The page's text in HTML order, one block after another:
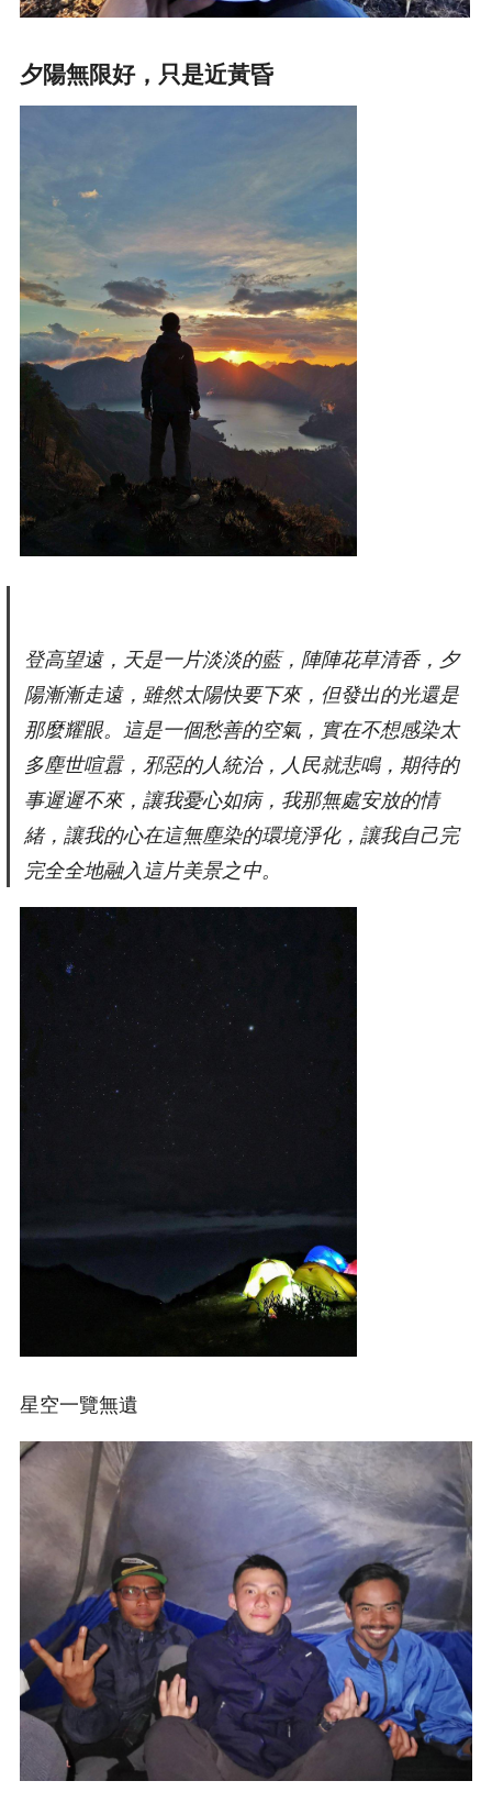
夕陽無限好，只是近黃昏
登高望遠，天是一片淡淡的藍，陣陣花草清香，夕
陽漸漸走遠，雖然太陽快要下來，但發出的光還是
那麼耀眼。這是一個愁善的空氣，實在不想感染太
多塵世喧囂，邪惡的人統治，人民就悲鳴，期待的
事遲遲不來，讓我憂心如病，我那無處安放的情
緒，讓我的心在這無塵染的環境淨化，讓我自己完
完全全地融入這片美景之中。
星空一覽無遺